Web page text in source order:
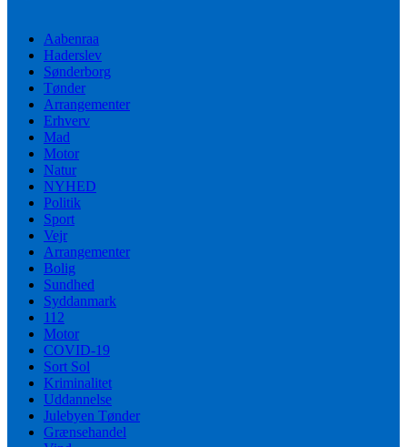
Aabenraa
Haderslev
Sønderborg
Tønder
Arrangementer
Erhverv
Mad
Motor
Natur
NYHED
Politik
Sport
Vejr
Arrangementer
Bolig
Sundhed
Syddanmark
112
Motor
COVID-19
Sort Sol
Kriminalitet
Uddannelse
Julebyen Tønder
Grænsehandel